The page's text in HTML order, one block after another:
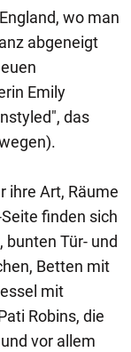
wo man
abgeneigt
Emily
das
ihre Art, Räume
finden sich
Tür- und
Betten mit
mit
Robins, die
vor allem